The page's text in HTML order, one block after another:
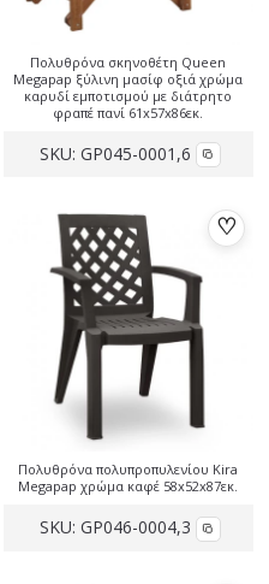
SKU: GP045-0001,6
Πολυθρόνα σκηνοθέτη Queen
Megapap ξύλινη μασίφ οξιά χρώμα
καρυδί εμποτισμού με διάτρητο
φραπέ πανί 61x57x86εκ.
♡
SKU: GP046-0004,3
Πολυθρόνα πολυπροπυλενίου Kira
Megapap χρώμα καφέ 58x52x87εκ.